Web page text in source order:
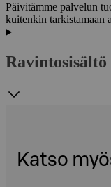
Päivitämme palvelun
kuitenkin tarkistamaan
Ravintosisältö
Katso